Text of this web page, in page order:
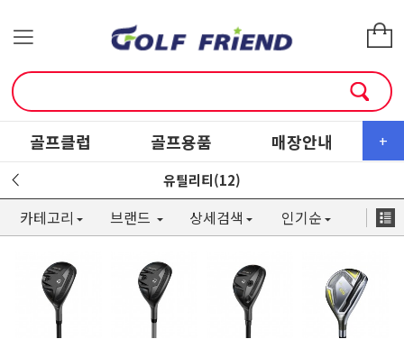
+
골프클럽 골프용품 매장안내 소
유틸리티(12)
카테고리 브랜드 상세검색 인기순